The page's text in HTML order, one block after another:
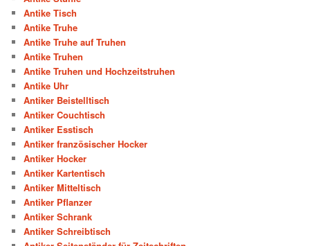
Antike Tisch
Antike Truhe
Antike Truhe auf Truhen
Antike Truhen
Antike Truhen und Hochzeitstruhen
Antike Uhr
Antiker Beistelltisch
Antiker Couchtisch
Antiker Esstisch
Antiker französischer Hocker
Antiker Hocker
Antiker Kartentisch
Antiker Mitteltisch
Antiker Pflanzer
Antiker Schrank
Antiker Schreibtisch